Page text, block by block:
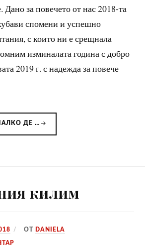
Дано за повечето от нас 2018-та
спомени и успешно
с които ни е срещнала
изминалата година с добро
2019 г. с надежда за повече
ДЕ …
килим
ОТ DANIELA